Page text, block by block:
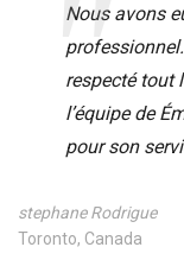
Nous avons
respecté tout
l’équipe de
pour son
stephane Rodrigue
Toronto, Canada